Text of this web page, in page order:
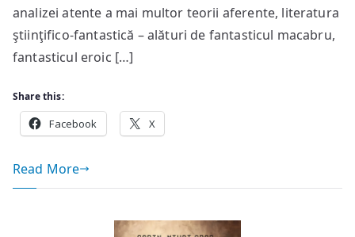
–
“Prefectul”
analizei atente a mai multor teorii aferente, literatura
ştiinţifico-fantastică – alături de fantasticul macabru,
fantasticul eroic […]
Share this:
Facebook X
Read More